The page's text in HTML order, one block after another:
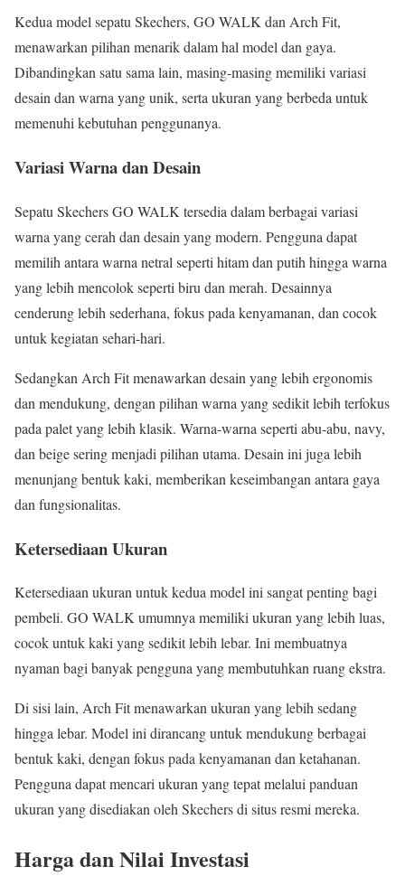
Kedua model sepatu Skechers, GO WALK dan Arch Fit,
menawarkan pilihan menarik dalam hal model dan gaya.
Dibandingkan satu sama lain, masing-masing memiliki variasi
desain dan warna yang unik, serta ukuran yang berbeda untuk
memenuhi kebutuhan penggunanya.
Variasi Warna dan Desain
Sepatu Skechers GO WALK tersedia dalam berbagai variasi
warna yang cerah dan desain yang modern. Pengguna dapat
memilih antara warna netral seperti hitam dan putih hingga warna
yang lebih mencolok seperti biru dan merah. Desainnya
cenderung lebih sederhana, fokus pada kenyamanan, dan cocok
untuk kegiatan sehari-hari.
Sedangkan Arch Fit menawarkan desain yang lebih ergonomis
dan mendukung, dengan pilihan warna yang sedikit lebih terfokus
pada palet yang lebih klasik. Warna-warna seperti abu-abu, navy,
dan beige sering menjadi pilihan utama. Desain ini juga lebih
menunjang bentuk kaki, memberikan keseimbangan antara gaya
dan fungsionalitas.
Ketersediaan Ukuran
Ketersediaan ukuran untuk kedua model ini sangat penting bagi
pembeli. GO WALK umumnya memiliki ukuran yang lebih luas,
cocok untuk kaki yang sedikit lebih lebar. Ini membuatnya
nyaman bagi banyak pengguna yang membutuhkan ruang ekstra.
Di sisi lain, Arch Fit menawarkan ukuran yang lebih sedang
hingga lebar. Model ini dirancang untuk mendukung berbagai
bentuk kaki, dengan fokus pada kenyamanan dan ketahanan.
Pengguna dapat mencari ukuran yang tepat melalui panduan
ukuran yang disediakan oleh Skechers di situs resmi mereka.
Harga dan Nilai Investasi